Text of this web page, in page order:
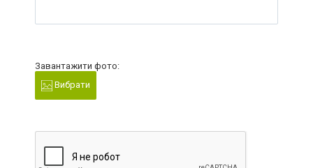
Завантажити фото:
Вибрати